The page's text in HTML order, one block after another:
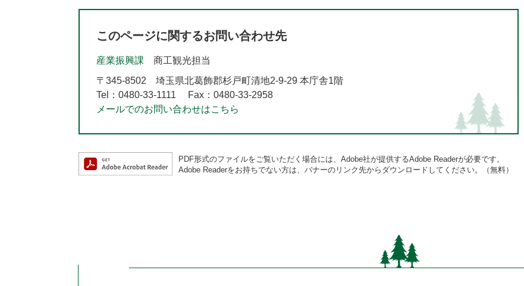
このページに関するお問い合わせ先
産業振興課
商工観光担当
〒345-8502
埼玉県北葛飾郡杉戸町清地2-9-29 本庁舎1階
Tel：0480-33-1111
Fax：0480-33-2958
メールでのお問い合わせはこちら
PDF形式のファイルをご覧いただく場合には、Adobe社が提供するAdobe Readerが必要です。
Adobe Readerをお持ちでない方は、バナーのリンク先からダウンロードしてください。（無料）